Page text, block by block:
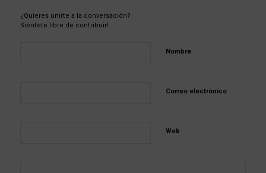
¿Quieres unirte a la conversación?
Siéntete libre de contribuir!
Nombre
Correo electrónico
Web